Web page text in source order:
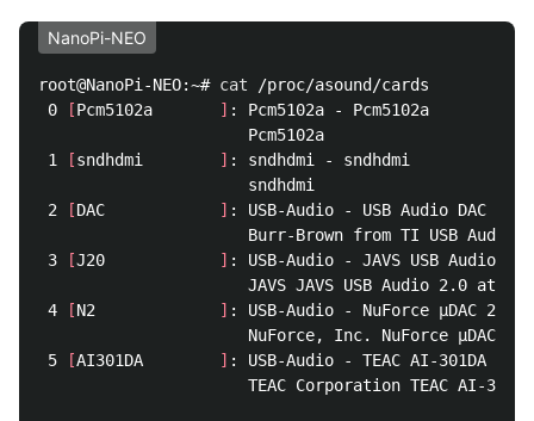
NanoPi-NEO
root@NanoPi-NEO:~# cat /proc/asound/cards
0
[Pcm5102a ] : Pcm5102a - Pcm5102a
                      Pcm5102a
1
[sndhdmi ] : sndhdmi - sndhdmi
                      sndhdmi
2
[DAC ] : USB-Audio - USB Audio DAC
Burr-Brown from TI USB Audio
3
[J20 ] : USB-Audio - JAVS USB Audio 2.0
JAVS JAVS USB Audio 2.0 at
4
[N2 ] : USB-Audio - NuForce µDAC 2
NuForce, Inc. NuForce µDAC 2
5
[AI301DA ] : USB-Audio - TEAC AI-301DA
TEAC Corporation TEAC AI-